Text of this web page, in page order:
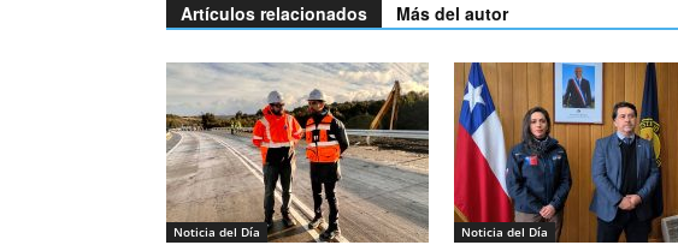
Artículos relacionados Más del autor
Noticia del Día Noticia del Día